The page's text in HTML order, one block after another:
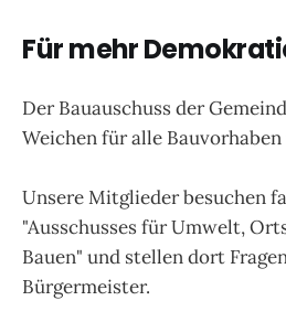
Für mehr
Der Bauauschuss der
Weichen für alle
Unsere Mitglieder besuchen
"Ausschusses für Umwelt,
Bauen" und stellen dort
Bürgermeister.